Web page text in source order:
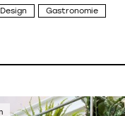
Design Gastronomie